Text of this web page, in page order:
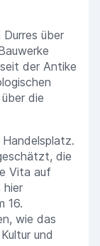
über
der Antike
die
die
Vita auf
hier
16.
wie das
und